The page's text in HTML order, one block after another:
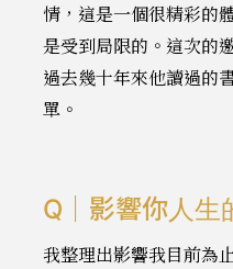
情，這是一個很精彩的
是受到局限的。這次的
過去幾十年來他讀過的
單。
Q｜影響你人生
我整理出影響我目前為